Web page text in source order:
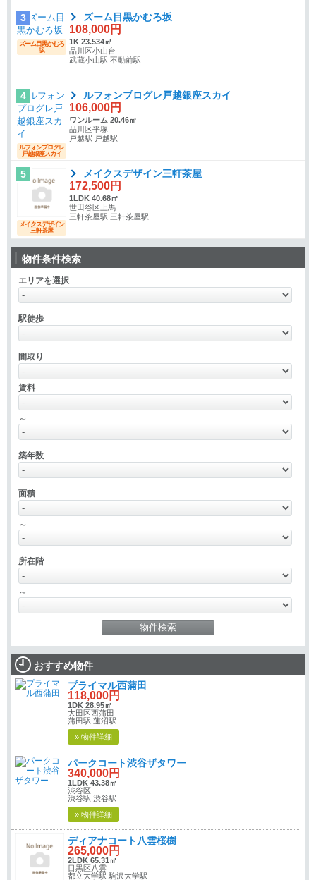
3
ズーム目黒かむろ
坂
ズーム目黒かむろ坂
108,000円
1K 23.534㎡
品川区小山台
武蔵小山駅 不動前駅
4
ルフォンプログレ
戸越銀座スカイ
ルフォンプログレ戸越銀座スカイ
106,000円
ワンルーム 20.46㎡
品川区平塚
戸越駅 戸越駅
5
メイクスデザイン
三軒茶屋
メイクスデザイン三軒茶屋
172,500円
1LDK 40.68㎡
世田谷区上馬
三軒茶屋駅 三軒茶屋駅
物件条件検索
エリアを選択
駅徒歩
間取り
賃料
～
築年数
面積
～
所在階
～
おすすめ物件
プライマル西蒲田
118,000円
1DK 28.95㎡
大田区西蒲田
蒲田駅 蓮沼駅
» 物件詳細
パークコート渋谷ザタワー
340,000円
1LDK 43.38㎡
渋谷区
渋谷駅 渋谷駅
» 物件詳細
ディアナコート八雲桜樹
265,000円
2LDK 65.31㎡
目黒区八雲
都立大学駅 駒沢大学駅